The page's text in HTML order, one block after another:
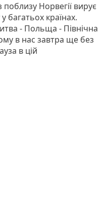
Норвегії вирує
багатьох країнах.
- Польща - Північна
в нас завтра ще без
в цій